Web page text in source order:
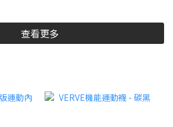
查看更多